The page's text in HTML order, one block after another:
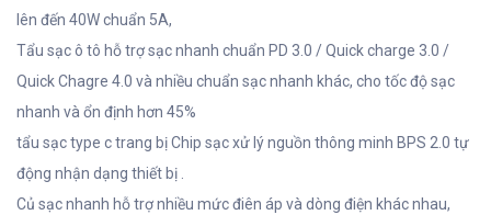
lên đến 40W chuẩn 5A,
Tẩu sạc ô tô hỗ trợ sạc nhanh chuẩn PD 3.0 / Quick charge 3.0 /
Quick Chagre 4.0 và nhiều chuẩn sạc nhanh khác, cho tốc độ sạc
nhanh và ổn định hơn 45%
tẩu sạc type c trang bị Chip sạc xử lý nguồn thông minh BPS 2.0 tự
động nhận dạng thiết bị .
Củ sạc nhanh hỗ trợ nhiều mức điên áp và dòng điện khác nhau,